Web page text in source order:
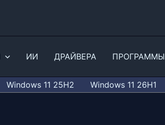
ИИ ДРАЙВЕРА ПРОГРАММЫ
Windows 11 25H2 Windows 11 26H1